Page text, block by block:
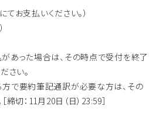
てお支払いください。）
あった場合は、その時点で受付を終了
さい。
で要約筆記通訳が必要な方は、その
締切：11月20日（日）23:59］